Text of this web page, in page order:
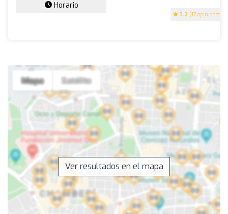
3.2 (17 opiniones)
Horario
Ver resultados en el mapa